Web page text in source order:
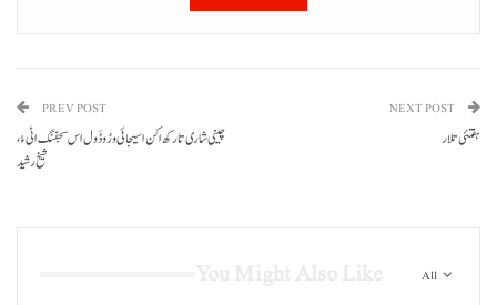
PREV POST
چینی شاری تا رکھ اکن اسیجائی وڑ و ڈَول اس سجفنگ اٹی ءُ،
شیخ رشید
NEXT POST
ہفتئی تلار
All